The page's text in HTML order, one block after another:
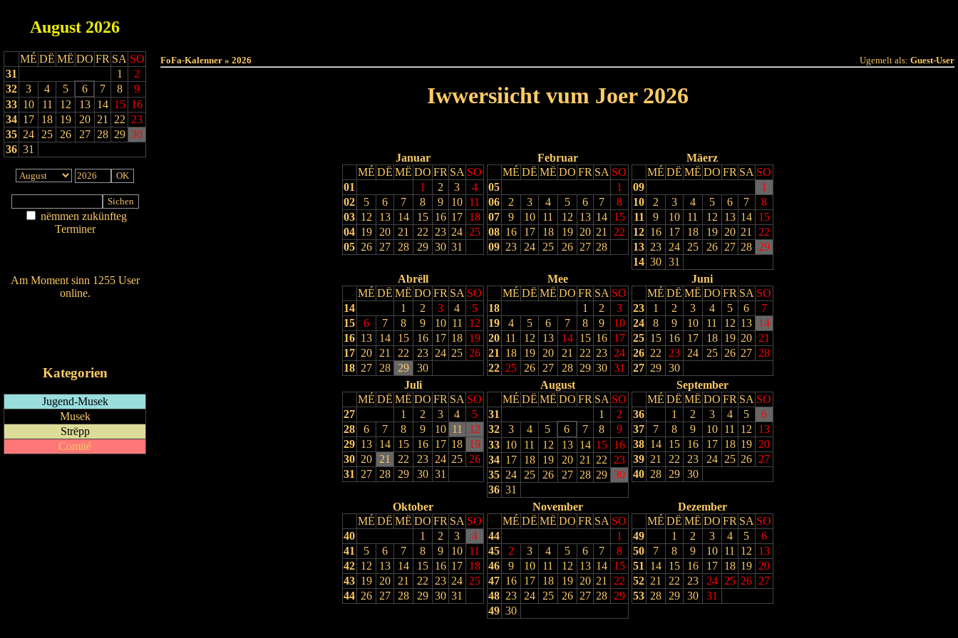
August 2026
MÉ DË MË DO FR SA SO
31
1
2
32
3 4 5 6 7 8
9
33 10 11 12 13 14 15 16
34 17 18 19 20 21 22 23
35 24 25 26 27 28 29 30
36 31
nëmmen zukünfteg
Terminer
Am Moment sinn 1255 User
online.
Kategorien
Jugend-Musek
Musek
Strëpp
Comité
FoFa-Kalenner » 2026 Ugemelt als: Guest-User
Iwwersiicht vum Joer 2026
Januar
MÉ DË MË DO FR SA SO
01
1 2 3
4
02
5 6 7 8 9 10 11
03 12 13 14 15 16 17 18
04 19 20 21 22 23 24 25
05 26 27 28 29 30 31
Februar
MÉ DË MË DO FR SA SO
05
1
06
2 3 4 5 6 7
8
07
9 10 11 12 13 14 15
08 16 17 18 19 20 21
22
09 23 24 25 26 27 28
Mäerz
MÉ DË MË DO FR SA SO
09
1
10
2 3 4 5 6 7
8
11
9 10 11 12 13 14 15
12 16 17 18 19 20 21
22
13 23 24 25 26 27 28 29
14 30
31
Abrëll
MÉ DË MË DO FR SA SO
14
1 2 3 4
5
15
6 7 8 9 10 11
12
16 13 14 15 16 17 18 19
17 20 21 22 23 24 25 26
18 27 28 29 30
Mee
MÉ DË MË DO FR SA SO
18
1 2
3
19
4 5 6 7 8 9
10
20 11 12 13 14 15 16 17
21
18 19 20 21 22 23 24
22 25 26 27 28 29 30 31
Juni
MÉ DË MË DO FR SA SO
23
1 2 3 4 5 6
7
24
8 9 10 11 12 13 14
25 15 16 17 18 19 20 21
26 22 23 24 25 26 27 28
27 29
30
Juli
MÉ DË MË DO FR SA SO
27
1 2 3 4
5
28
6 7 8 9 10 11
12
29 13 14 15 16 17 18 19
30 20 21 22 23 24 25 26
31
27 28 29 30 31
August
MÉ DË MË DO FR SA SO
31
1
2
32
3 4 5 6 7 8
9
33 10 11 12 13 14 15 16
34 17 18 19 20 21 22
23
35 24 25 26 27 28 29 30
36 31
September
MÉ DË MË DO FR SA SO
36
1 2 3 4 5
6
37
7 8 9 10 11 12
13
38 14 15 16 17 18 19 20
39 21 22 23 24 25 26 27
40 28 29 30
Oktober
MÉ DË MË DO FR SA SO
40
1 2 3
4
41
5 6 7 8 9 10 11
42 12 13 14 15 16 17 18
43 19 20 21 22 23 24 25
44 26 27 28 29 30 31
November
MÉ DË MË DO FR SA SO
44
1
45
2 3 4 5 6 7
8
46
9 10 11 12 13 14 15
47 16 17 18 19 20 21
22
48 23 24 25 26 27 28 29
49 30
Dezember
MÉ DË MË DO FR SA SO
49
1 2 3 4 5
6
50
7 8 9 10 11 12
13
51
14 15 16 17 18 19 20
52 21 22 23 24 25 26 27
53 28 29 30 31